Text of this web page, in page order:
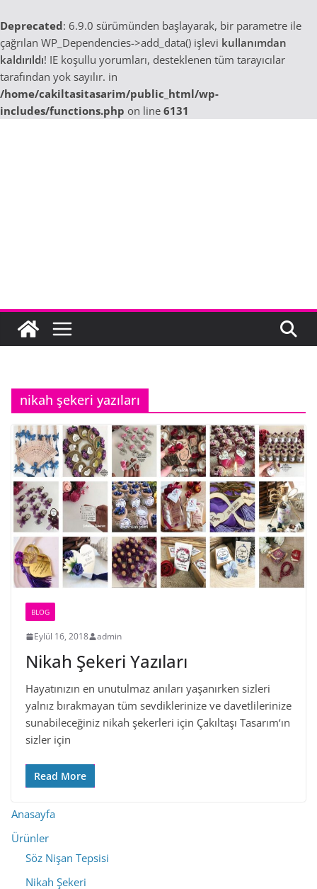
Deprecated: 6.9.0 sürümünden başlayarak, bir parametre ile
çağrılan WP_Dependencies->add_data() işlevi kullanımdan
kaldırıldı! IE koşullu yorumları, desteklenen tüm tarayıcılar
tarafından yok sayılır. in
/home/cakiltasitasarim/public_html/wp-
includes/functions.php on line 6131
nikah şekeri yazıları
BLOG
Eylül 16, 2018 admin
Nikah Şekeri Yazıları
Hayatınızın en unutulmaz anıları yaşanırken sizleri
yalnız bırakmayan tüm sevdiklerinize ve davetlilerinize
sunabileceğiniz nikah şekerleri için Çakıltaşı Tasarım‘ın
sizler için
Read More
Anasayfa
Ürünler
Söz Nişan Tepsisi
Nikah Şekeri